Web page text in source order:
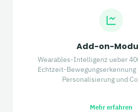
Add-on-
Wearables-Intelligenz ueber
Echtzeit-
Personalisierung und
Mehr erfahren